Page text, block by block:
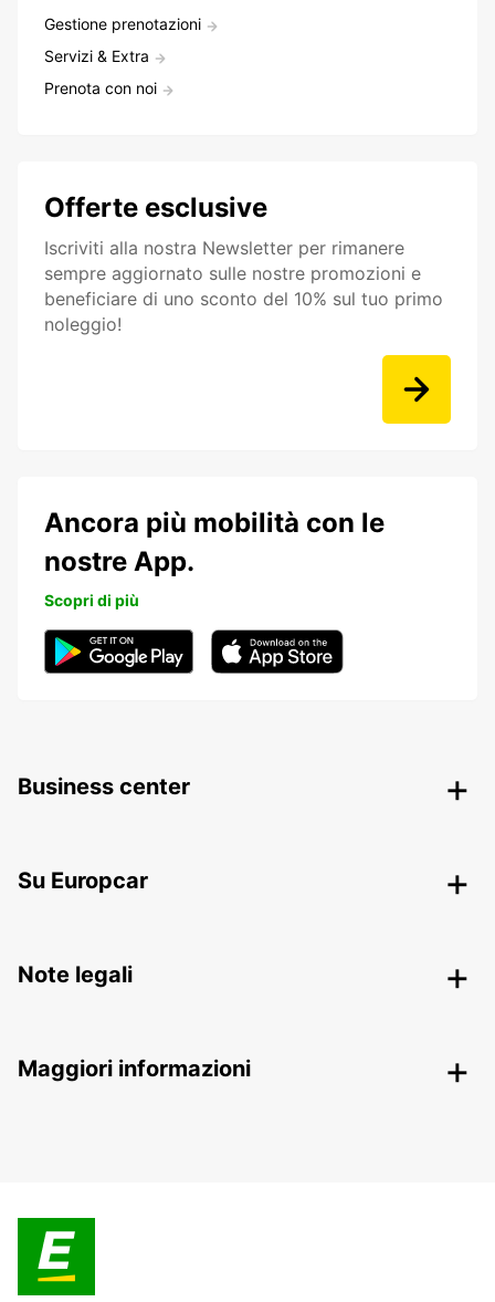
Gestione prenotazioni
Servizi & Extra
Prenota con noi
Offerte esclusive
Iscriviti alla nostra Newsletter per rimanere
sempre aggiornato sulle nostre promozioni e
beneficiare di uno sconto del 10% sul tuo primo
noleggio!
Ancora più mobilità con le
nostre App.
Scopri di più
Business center
Su Europcar
Note legali
Maggiori informazioni